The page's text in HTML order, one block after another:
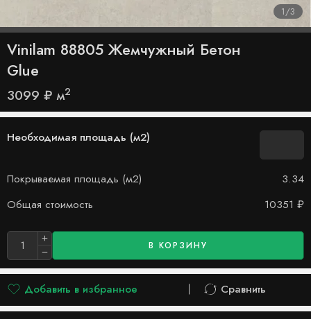
1/3
Vinilam 88805 Жемчужный Бетон
Glue
3099 ₽ м2
Необходимая площадь (м2)
Покрываемая площадь (м2)
3.34
Общая стоимость
10351 ₽
В КОРЗИНУ
Добавить в избранное
Добавлено в список желаний
Сравнить
Сравнить